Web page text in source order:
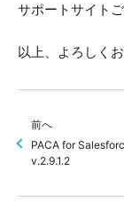
サポートサイト
以上、よろしく
前へ
PACA for
v.2.9.1.2